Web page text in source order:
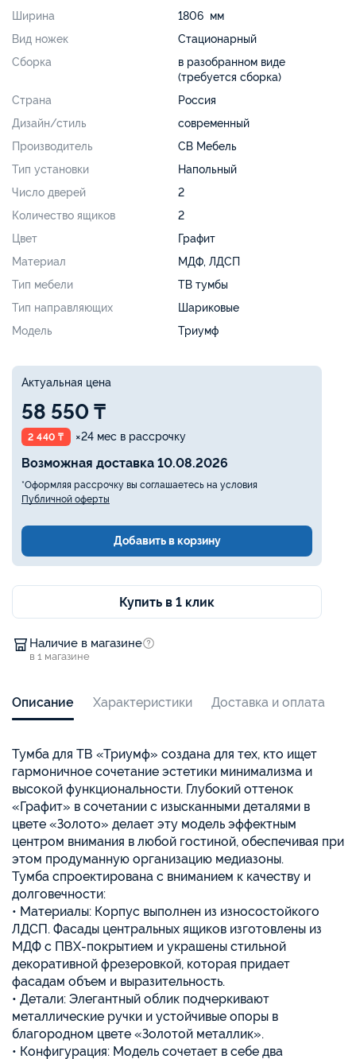
Ширина
1806 мм
Вид ножек
Стационарный
Сборка
в разобранном виде
(требуется сборка)
Страна
Россия
Дизайн/стиль
современный
Производитель
СВ Мебель
Тип установки
Напольный
Число дверей
2
Количество ящиков
2
Цвет
Графит
Материал
МДФ, ЛДСП
Тип мебели
ТВ тумбы
Тип направляющих
Шариковые
Модель
Триумф
Актуальная цена
58 550 ₸
2 440 ₸ ×24 мес в рассрочку
Возможная доставка 10.08.2026
*Оформляя рассрочку вы соглашаетесь на условия
Публичной оферты
Добавить в корзину
Купить в 1 клик
Наличие в магазине
в 1 магазине
Описание Характеристики Доставка и оплата
Тумба для ТВ «Триумф» создана для тех, кто ищет
гармоничное сочетание эстетики минимализма и
высокой функциональности. Глубокий оттенок
«Графит» в сочетании с изысканными деталями в
цвете «Золото» делает эту модель эффектным
центром внимания в любой гостиной, обеспечивая при
этом продуманную организацию медиазоны.
Тумба спроектирована с вниманием к качеству и
долговечности:
• Материалы: Корпус выполнен из износостойкого
ЛДСП. Фасады центральных ящиков изготовлены из
МДФ с ПВХ-покрытием и украшены стильной
декоративной фрезеровкой, которая придает
фасадам объем и выразительность.
• Детали: Элегантный облик подчеркивают
металлические ручки и устойчивые опоры в
благородном цвете «Золотой металлик».
• Конфигурация: Модель сочетает в себе два